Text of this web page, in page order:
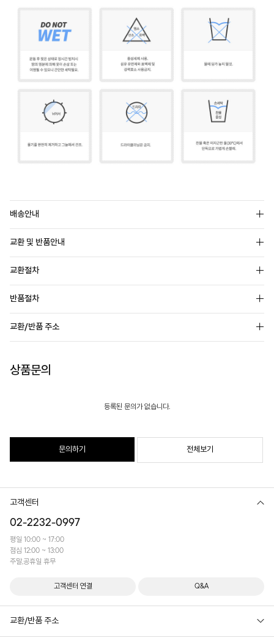
배송안내
교환 및 반품안내
교환절차
반품절차
교환/반품 주소
상품문의
등록된 문의가 없습니다.
문의하기 전체보기
고객센터
02-2232-0997
평일 10:00 ~ 17:00
점심 12:00 ~ 13:00
주말,공휴일 휴무
고객센터 연결 Q&A
교환/반품 주소